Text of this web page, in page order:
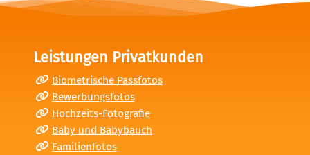
Leistungen Privatkunden
Biometrische Passfotos
Bewerbungsfotos
Hochzeits-Fotografie
Baby und Babybauch
Familienfotos